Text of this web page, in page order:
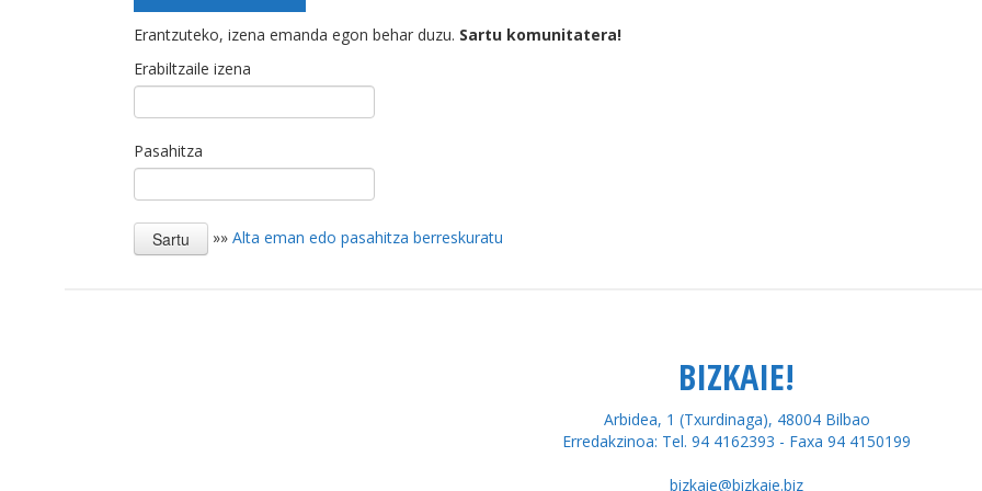
Erantzuteko, izena emanda egon behar duzu. Sartu komunitatera!
Erabiltzaile izena
Pasahitza
»» Alta eman edo pasahitza berreskuratu
BIZKAIE!
Arbidea, 1 (Txurdinaga), 48004 Bilbao
Erredakzinoa: Tel. 94 4162393 - Faxa 94 4150199
bizkaie@bizkaie.biz